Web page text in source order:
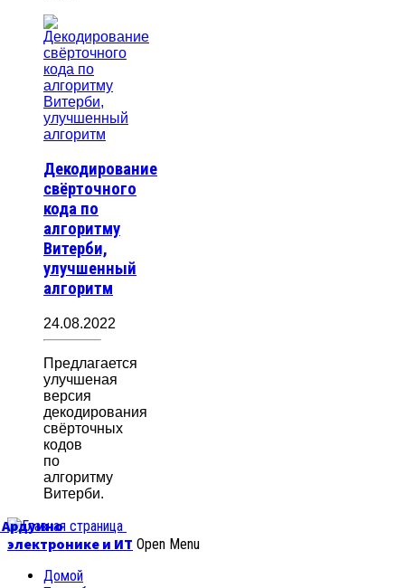
Декодирование
свёрточного
кода по
алгоритму
Витерби,
улучшенный
алгоритм
24.08.2022
Предлагается
улучшеная
версия
декодирования
свёрточных
кодов
по
алгоритму
Витерби.
Ардуино
электронике и ИТ Open Menu
Домой